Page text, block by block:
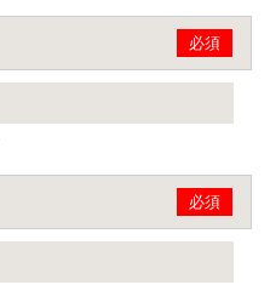
必須
必須